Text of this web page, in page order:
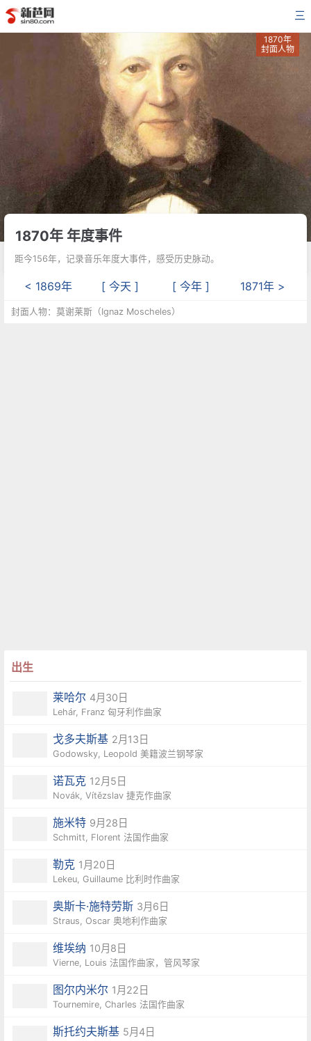
三
1870年
封面人物
1870年 年度事件
距今156年，记录音乐年度大事件，感受历史脉动。
< 1869年 [ 今天 ] [ 今年 ] 1871年 >
封面人物：莫谢莱斯（Ignaz Moscheles）
出生
莱哈尔 4月30日
Lehár, Franz 匈牙利作曲家
戈多夫斯基 2月13日
Godowsky, Leopold 美籍波兰钢琴家
诺瓦克 12月5日
Novák, Vítězslav 捷克作曲家
施米特 9月28日
Schmitt, Florent 法国作曲家
勒克 1月20日
Lekeu, Guillaume 比利时作曲家
奥斯卡·施特劳斯 3月6日
Straus, Oscar 奥地利作曲家
维埃纳 10月8日
Vierne, Louis 法国作曲家，管风琴家
图尔内米尔 1月22日
Tournemire, Charles 法国作曲家
斯托约夫斯基 5月4日